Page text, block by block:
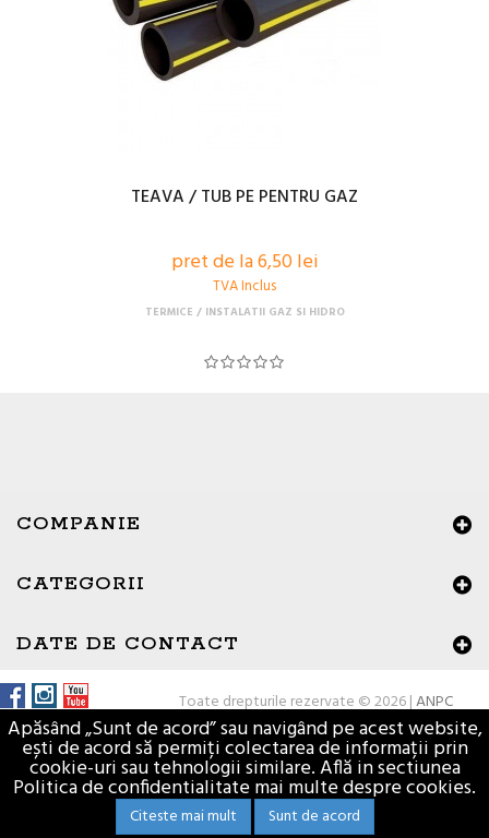
TEAVA / TUB PE PENTRU GAZ
pret de la 6,50 lei
TVA Inclus
TERMICE INSTALATII GAZ SI HIDRO
COMPANIE
CATEGORII
DATE DE CONTACT
Toate drepturile rezervate © 2026 |ANPC
Materiale de constructii - Vasion.ro
Apăsând „Sunt de acord” sau navigând pe acest website,
ești de acord să permiți colectarea de informații prin
cookie-uri sau tehnologii similare. Află in sectiunea
Politica de confidentialitate mai multe despre cookies.
Citeste mai mult Sunt de acord